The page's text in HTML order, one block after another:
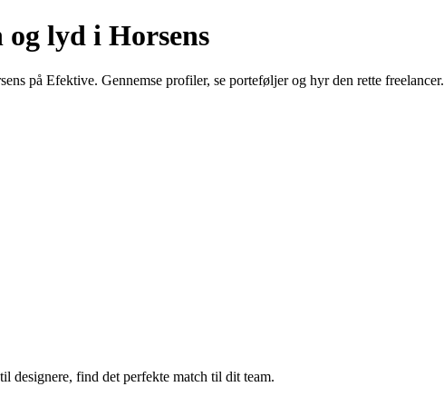
lyd i Horsens
på Efektive. Gennemse profiler, se porteføljer og hyr den rette freelancer.
designere, find det perfekte match til dit team.